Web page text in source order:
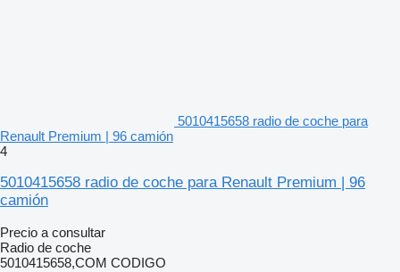
5010415658 radio de coche para
Renault Premium | 96 camión
4
5010415658 radio de coche para Renault Premium | 96
camión
Precio a consultar
Radio de coche
5010415658,COM CODIGO